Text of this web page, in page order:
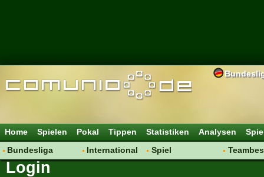
Home Spielen Pokal Tippen Statistiken Analysen
Bundesliga
Hot News
International
Spiel
Login